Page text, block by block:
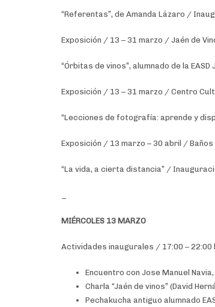
“Referentas”, de Amanda Lázaro /
Exposición / 13 – 31 marzo / Jaén de
“Órbitas de vinos”, alumnado de la EASD
Exposición / 13 – 31 marzo / Centro
“Lecciones de fotografía: aprende y
Exposición / 13 marzo – 30 abril / Baños
“La vida, a cierta distancia” /
MIÉRCOLES 13 MARZO
Actividades inaugurales / 17:00 – 22:00
Encuentro con Jose Manuel
Charla “Jaén de vinos” (David
Pechakucha antiguo alumnado